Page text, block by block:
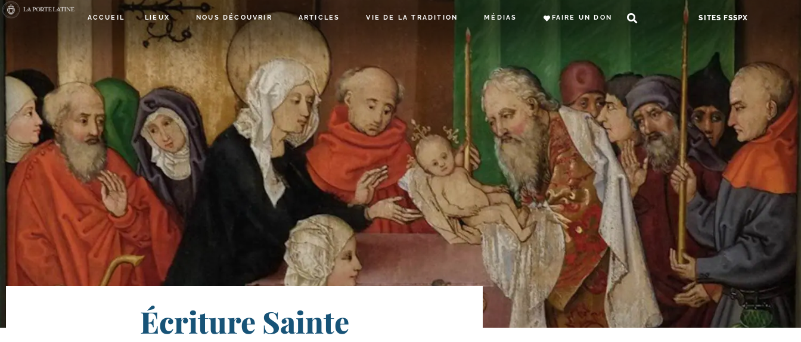
ACCUEIL LIEUX NOUS DÉCOUVRIR ARTICLES VIE DE LA TRADITION MÉDIAS FAIRE UN DON SITES FSSPX
Écriture Sainte